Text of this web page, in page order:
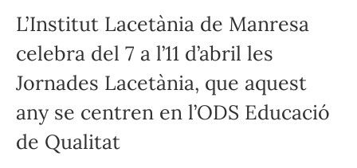
L’Institut Lacetània de Manresa
celebra del 7 a l’11 d’abril les
Jornades Lacetània, que aquest
any se centren en l’ODS Educació
de Qualitat